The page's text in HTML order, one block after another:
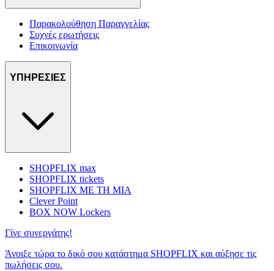
Παρακολούθηση Παραγγελίας
Συχνές ερωτήσεις
Επικοινωνία
ΥΠΗΡΕΣΙΕΣ
SHOPFLIX max
SHOPFLIX tickets
SHOPFLIX ΜΕ ΤΗ ΜΙΑ
Clever Point
BOX NOW Lockers
Γίνε συνεργάτης!
Άνοιξε τώρα το δικό σου κατάστημα SHOPFLIX και αύξησε τις
πωλήσεις σου.